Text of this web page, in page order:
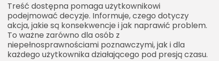
Treść dostępna pomaga użytkownikowi
podejmować decyzje. Informuje, czego dotyczy
akcja, jakie są konsekwencje i jak naprawić problem.
To ważne zarówno dla osób z
niepełnosprawnościami poznawczymi, jak i dla
każdego użytkownika działającego pod presją czasu.